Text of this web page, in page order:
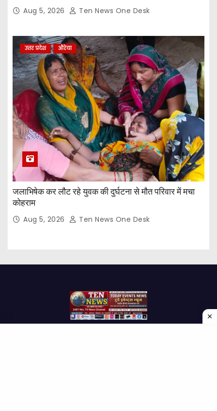
Aug 5, 2026 Ten News One Desk
उत्तर प्रदेश औरेया
जलाभिषेक कर लौट रहे युवक की दुर्घटना से मौत परिवार में मचा
कोहराम
Aug 5, 2026 Ten News One Desk